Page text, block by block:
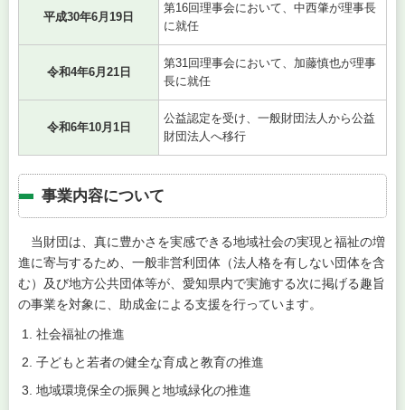
平成30年6月19日
第16回理事会において、中西肇が理事長
に就任
令和4年6月21日
第31回理事会において、加藤慎也が理事
長に就任
令和6年10月1日
公益認定を受け、一般財団法人から公益
財団法人へ移行
事業内容について
当財団は、真に豊かさを実感できる地域社会の実現と福祉の増
進に寄与するため、一般非営利団体（法人格を有しない団体を含
む）及び地方公共団体等が、愛知県内で実施する次に掲げる趣旨
の事業を対象に、助成金による支援を行っています。
社会福祉の推進
子どもと若者の健全な育成と教育の推進
地域環境保全の振興と地域緑化の推進